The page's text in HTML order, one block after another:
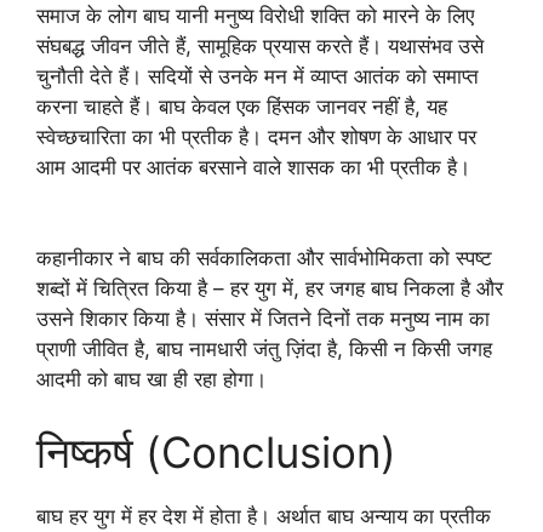
समाज के लोग बाघ यानी मनुष्य विरोधी शक्ति को मारने के लिए
संघबद्ध जीवन जीते हैं, सामूहिक प्रयास करते हैं। यथासंभव उसे
चुनौती देते हैं। सदियों से उनके मन में व्याप्त आतंक को समाप्त
करना चाहते हैं। बाघ केवल एक हिंसक जानवर नहीं है, यह
स्वेच्छचारिता का भी प्रतीक है। दमन और शोषण के आधार पर
आम आदमी पर आतंक बरसाने वाले शासक का भी प्रतीक है।
कहानीकार ने बाघ की सर्वकालिकता और सार्वभोमिकता को स्पष्ट
शब्दों में चित्रित किया है – हर युग में, हर जगह बाघ निकला है और
उसने शिकार किया है। संसार में जितने दिनों तक मनुष्य नाम का
प्राणी जीवित है, बाघ नामधारी जंतु ज़िंदा है, किसी न किसी जगह
आदमी को बाघ खा ही रहा होगा।
निष्कर्ष (Conclusion)
बाघ हर युग में हर देश में होता है। अर्थात बाघ अन्याय का प्रतीक